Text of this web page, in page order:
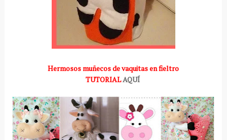
Hermosos muñecos de vaquitas en fieltro
TUTORIALAQUÍ